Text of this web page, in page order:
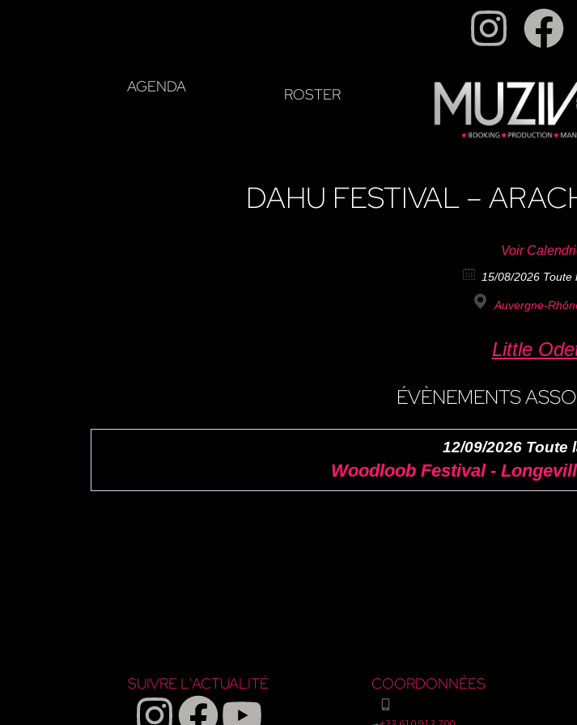
AGENDA ROSTER
DAHU FESTIVAL –
Voir
15/08/2026 Toute
Auvergne-
Little
ÉVÈNEMENTS
Woodloob Festival -
12/09/2026 Toute
SUIVRE L'ACTUALITÉ COORDONNÉES